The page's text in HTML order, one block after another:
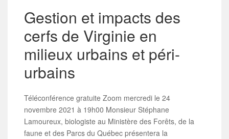
Gestion et impacts des
cerfs de Virginie en
milieux urbains et péri-
urbains
Téléconférence gratuite Zoom mercredi le 24
novembre 2021 à 19h00 Monsieur Stéphane
Lamoureux, biologiste au Ministère des Forêts, de la
faune et des Parcs du Québec présentera la